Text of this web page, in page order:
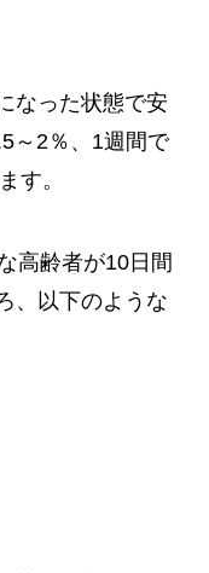
なった状態で安
～2％、1週間で
す。
高齢者が10日間
、以下のような